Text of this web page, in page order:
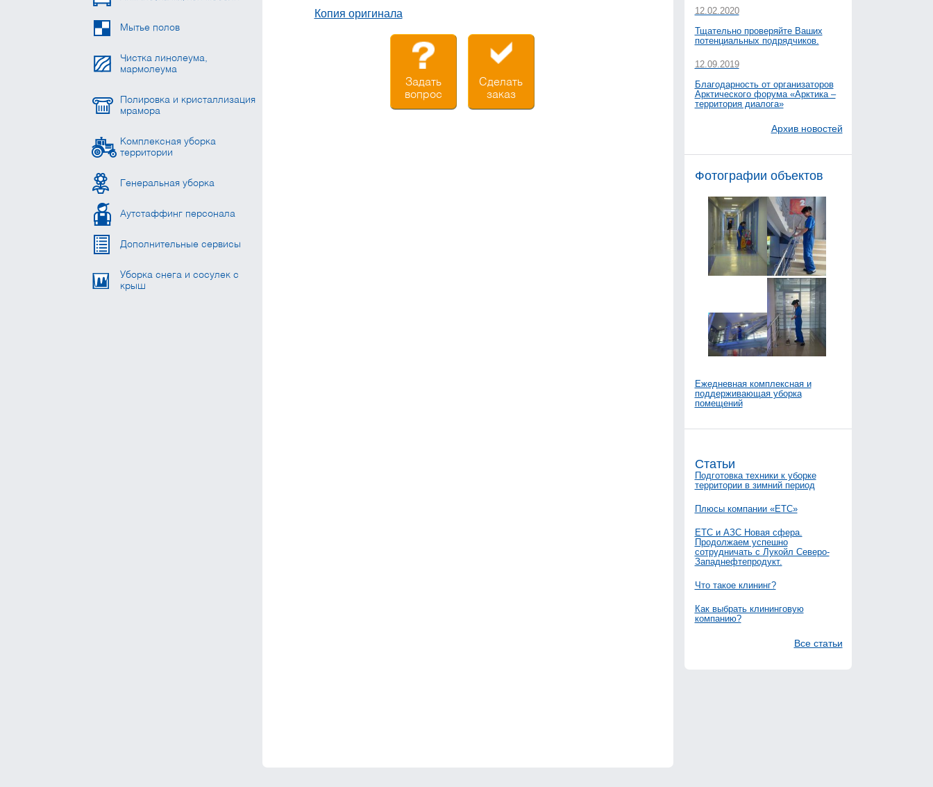
Мытье полов
Чистка линолеума,
мармолеума
Полировка и кристаллизация
мрамора
Комплексная уборка
территории
Генеральная уборка
Аутстаффинг персонала
Дополнительные сервисы
Уборка снега и сосулек с
крыш
Копия оригинала
Задать
вопрос
Сделать
заказ
12.02.2020
Тщательно проверяйте Ваших
потенциальных подрядчиков.
12.09.2019
Благодарность от организаторов
Арктического форума «Арктика –
территория диалога»
Архив новостей
Фотографии объектов
Ежедневная комплексная и
поддерживающая уборка
помещений
Статьи
Подготовка техники к уборке
территории в зимний период
Плюсы компании «ЕТС»
ЕТС и АЗС Новая сфера.
Продолжаем успешно
сотрудничать с Лукойл Северо-
Западнефтепродукт.
Что такое клининг?
Как выбрать клининговую
компанию?
Все статьи